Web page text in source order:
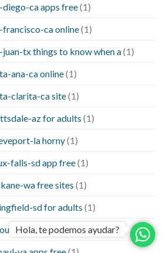
ca apps free(1)
ca online(1)
tx things to know when a(1)
ana-ca online(1)
clarita-ca site(1)
az for adults (1)
la horny(1)
falls-sd app free(1)
wa free sites (1)
sd for adults (1)
mi app free(1)
Hola, te podemos ayudar?